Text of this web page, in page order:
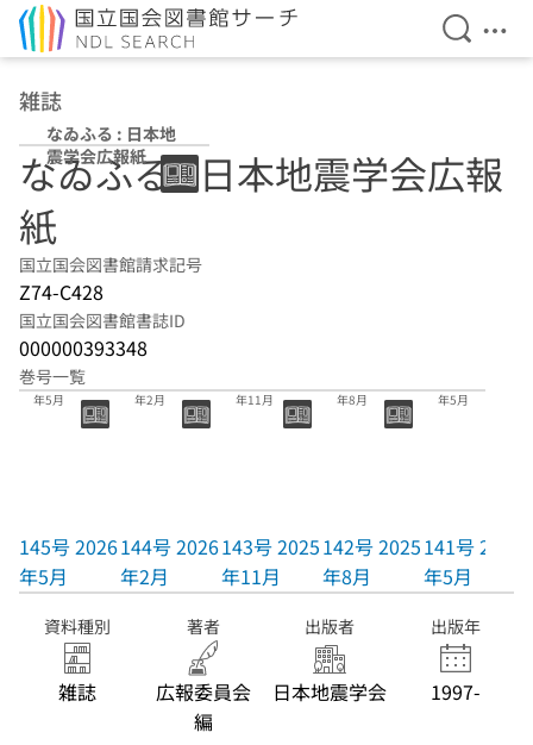
検索を
メ
雑誌
なゐふる : 日本地
震学会広報紙
なゐふる : 日本地震学会広報
紙
国立国会図書館請求記号
Z74-C428
国立国会図書館書誌ID
000000393348
巻号一覧
145号 2026
年5月
145号 2026
年5月
年2月
144号 2026
年2月
年11月
143号 2025
年11月
年8月
142号 2025
年8月
年5月
141号 2025
年5月
資料種別
雑誌
著者
広報委員会
編
出版者
日本地震学会
出版年
1997-